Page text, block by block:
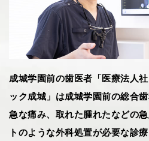
成城学園前の歯医者「医療法人
ック成城」は成城学園前の総合歯
急な痛み、取れた腫れたなどの
トのような外科処置が必要な診